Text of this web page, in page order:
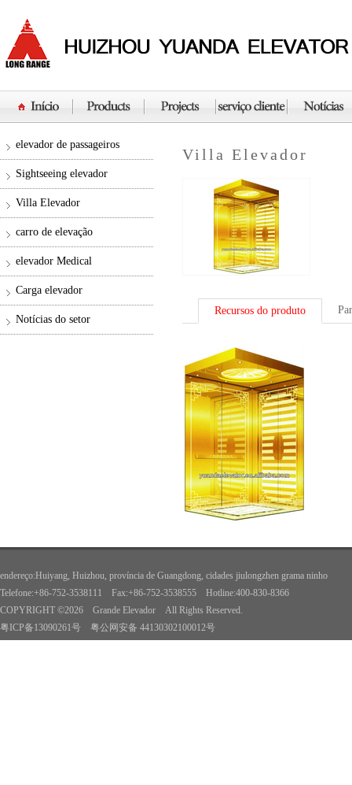
elevador de passageiros
Sightseeing elevador
Villa Elevador
carro de elevação
elevador Medical
Carga elevador
Notícias do setor
Villa Elevador
Recursos do produto
endereço:Huiyang, Huizhou, província de Guangdong, cidades jiulongzhen grama ninho
Telefone:+86-752-3538111 Fax:+86-752-3538555 Hotline:400-830-8366
COPYRIGHT ©2026 Grande Elevador All Rights Reserved.
粤ICP备13090261号
粤公网安备 44130302100012号